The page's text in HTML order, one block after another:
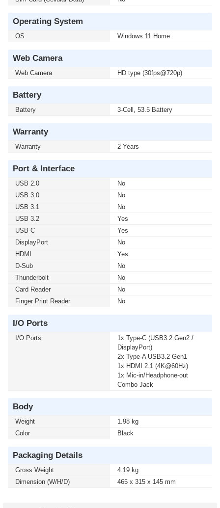
Operating System
OS Windows 11 Home
Web Camera
Web Camera HD type (30fps@720p)
Battery
Battery 3-Cell, 53.5 Battery
Warranty
Warranty 2 Years
Port & Interface
USB 2.0
No
USB 3.0
No
USB 3.1
No
USB 3.2
Yes
USB-C
Yes
DisplayPort
No
HDMI
Yes
D-Sub
No
Thunderbolt
No
Card Reader
No
Finger Print Reader
No
I/O Ports
I/O Ports
1x Type-C (USB3.2 Gen2 /
DisplayPort)
2x Type-A USB3.2 Gen1
1x HDMI 2.1 (4K@60Hz)
1x Mic-in/Headphone-out
Combo Jack
Body
Weight
1.98 kg
Color
Black
Packaging Details
Gross Weight
4.19 kg
Dimension (W/H/D)
465 x 315 x 145 mm